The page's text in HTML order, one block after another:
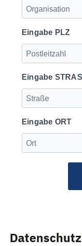
Eingabe PLZ
Eingabe
Eingabe ORT